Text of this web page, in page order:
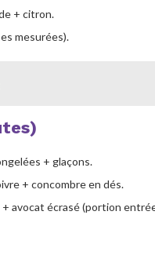
+ citron.
mesurées).
+ glaçons.
+ concombre en dés.
avocat écrasé (portion